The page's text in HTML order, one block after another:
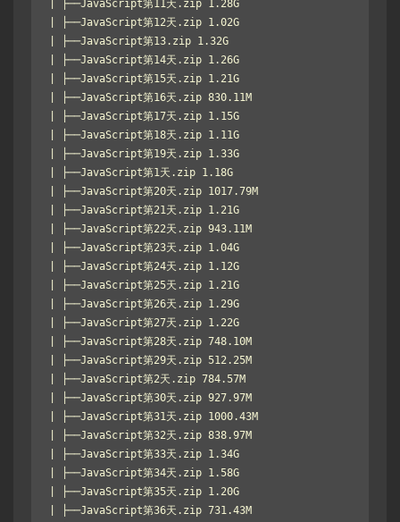
| ├──JavaScript第11天.zip 1.28G
| ├──JavaScript第12天.zip 1.02G
| ├──JavaScript第13.zip 1.32G
| ├──JavaScript第14天.zip 1.26G
| ├──JavaScript第15天.zip 1.21G
| ├──JavaScript第16天.zip 830.11M
| ├──JavaScript第17天.zip 1.15G
| ├──JavaScript第18天.zip 1.11G
| ├──JavaScript第19天.zip 1.33G
| ├──JavaScript第1天.zip 1.18G
| ├──JavaScript第20天.zip 1017.79M
| ├──JavaScript第21天.zip 1.21G
| ├──JavaScript第22天.zip 943.11M
| ├──JavaScript第23天.zip 1.04G
| ├──JavaScript第24天.zip 1.12G
| ├──JavaScript第25天.zip 1.21G
| ├──JavaScript第26天.zip 1.29G
| ├──JavaScript第27天.zip 1.22G
| ├──JavaScript第28天.zip 748.10M
| ├──JavaScript第29天.zip 512.25M
| ├──JavaScript第2天.zip 784.57M
| ├──JavaScript第30天.zip 927.97M
| ├──JavaScript第31天.zip 1000.43M
| ├──JavaScript第32天.zip 838.97M
| ├──JavaScript第33天.zip 1.34G
| ├──JavaScript第34天.zip 1.58G
| ├──JavaScript第35天.zip 1.20G
| ├──JavaScript第36天.zip 731.43M